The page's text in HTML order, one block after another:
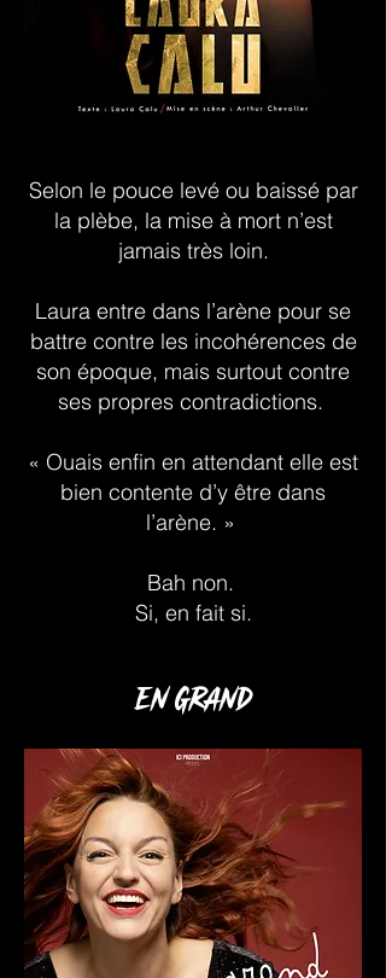
Selon le pouce levé ou baissé par
la plèbe, la mise à mort n’est
jamais très loin.
Laura entre dans l’arène pour se
battre contre les incohérences de
son époque, mais surtout contre
ses propres contradictions.
« Ouais enfin en attendant elle est
bien contente d’y être dans
l’arène. »
Bah non.
Si, en fait si.
EN GRAND